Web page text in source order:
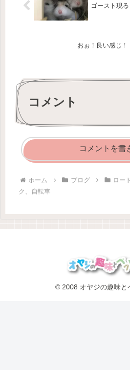
ゴースト現る
おぉ！良い感じ！
コメント
コメントを書
ホーム ブログ
ロー
ク、自転車
© 2008 オヤジの趣味と